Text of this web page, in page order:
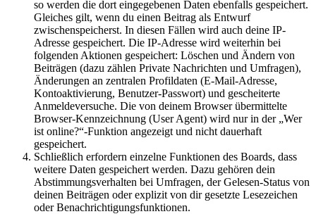
so werden die dort eingegebenen Daten ebenfalls gespeichert.
Gleiches gilt, wenn du einen Beitrag als Entwurf
zwischenspeicherst. In diesen Fällen wird auch deine IP-
Adresse gespeichert. Die IP-Adresse wird weiterhin bei
folgenden Aktionen gespeichert: Löschen und Ändern von
Beiträgen (dazu zählen Private Nachrichten und Umfragen),
Änderungen an zentralen Profildaten (E-Mail-Adresse,
Kontoaktivierung, Benutzer-Passwort) und gescheiterte
Anmeldeversuche. Die von deinem Browser übermittelte
Browser-Kennzeichnung (User Agent) wird nur in der „Wer
ist online?“-Funktion angezeigt und nicht dauerhaft
gespeichert.
Schließlich erfordern einzelne Funktionen des Boards, dass
weitere Daten gespeichert werden. Dazu gehören dein
Abstimmungsverhalten bei Umfragen, der Gelesen-Status von
deinen Beiträgen oder explizit von dir gesetzte Lesezeichen
oder Benachrichtigungsfunktionen.